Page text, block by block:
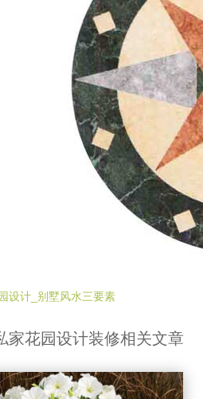
设计_别墅风水三要素
家花园设计装修相关文章